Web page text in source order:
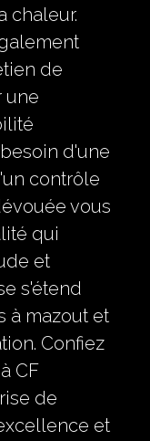
chaleur.
de
une
d'une
contrôle
vous
qui
et
s'étend
à mazout et
Confiez
CF
de
et